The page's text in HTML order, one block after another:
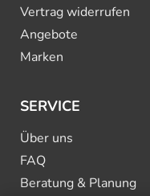
Vertrag widerrufen
Angebote
Marken
SERVICE
Über uns
FAQ
Beratung & Planung